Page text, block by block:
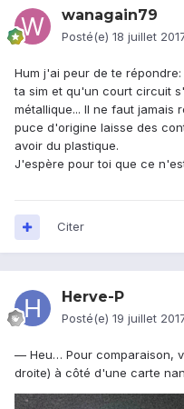
wanagain79
Posté(e) 18 juillet
Hum j'ai peur de te
ta sim et qu'un court circuit
métallique... Il ne faut jamais
puce d'origine laisse des
avoir du plastique.
J'espère pour toi que ce
Citer
Herve-P
Posté(e) 19 juillet
— Heu… Pour comparaison,
droite) à côté d'une carte